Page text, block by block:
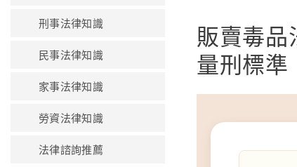
刑事法律知識
民事法律知識
家事法律知識
勞資法律知識
法律諮詢推薦
販賣毒品
量刑標準